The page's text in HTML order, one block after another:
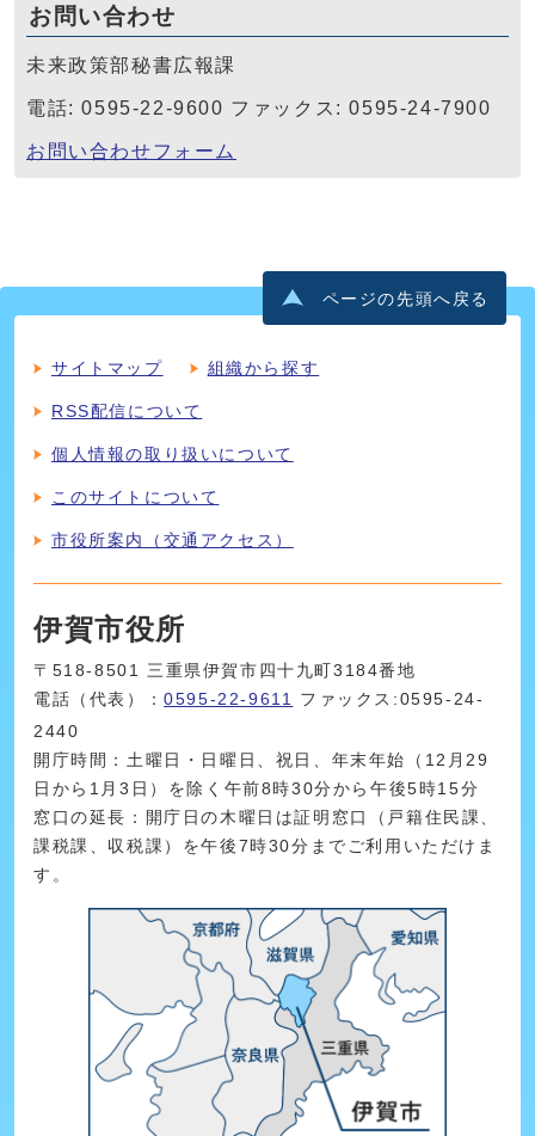
お問い合わせ
未来政策部秘書広報課
電話: 0595-22-9600 ファックス: 0595-24-7900
お問い合わせフォーム
ページの先頭へ戻る
サイトマップ 組織から探す
RSS配信について
個人情報の取り扱いについて
このサイトについて
市役所案内（交通アクセス）
伊賀市役所
〒518-8501 三重県伊賀市四十九町3184番地
電話（代表）：0595-22-9611
ファックス:0595-24-
2440
開庁時間：土曜日・日曜日、祝日、年末年始（12月29
日から1月3日）を除く午前8時30分から午後5時15分
窓口の延長：開庁日の木曜日は証明窓口（戸籍住民課、
課税課、収税課）を午後7時30分までご利用いただけま
す。